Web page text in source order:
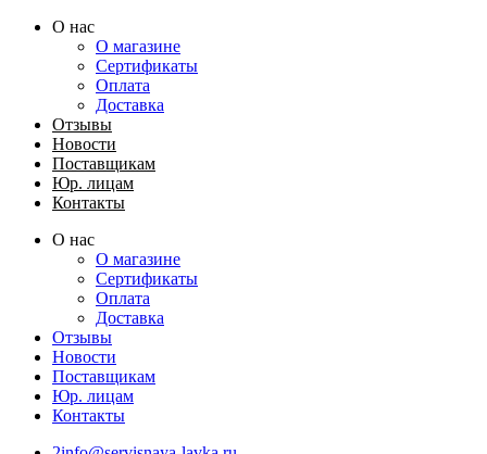
Перейти
содержимому
О нас
О магазине
Сертификаты
Оплата
Доставка
Отзывы
Новости
Поставщикам
Юр. лицам
Контакты
О нас
О магазине
Сертификаты
Оплата
Доставка
Отзывы
Новости
Поставщикам
Юр. лицам
Контакты